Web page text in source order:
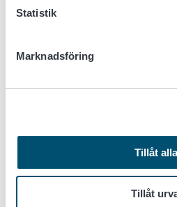
Statistik
Marknadsföring
Tillåt alla
Tillåt
E-postadresser
är datasäkert. Sekretessbelagda
tjänsten för säker e-post
skicka stora bifogade filer med